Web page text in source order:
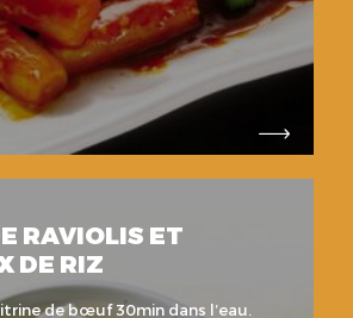
RAVIOLIS ET
DE RIZ
de bœuf 30min dans l’eau.